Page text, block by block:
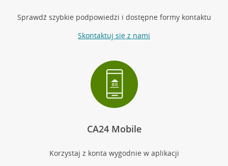
Sprawdź szybkie podpowiedzi i dostępne formy kontaktu
Skontaktuj się z nami
CA24 Mobile
Korzystaj z konta wygodnie w aplikacji